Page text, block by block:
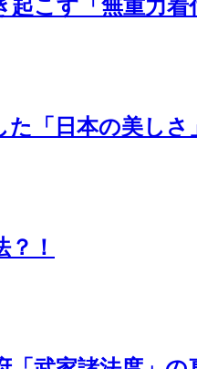
起こす「無重力
た「日本の美し
！